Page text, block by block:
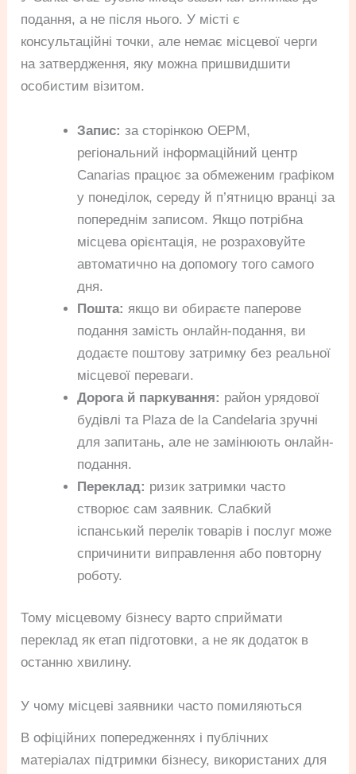
подання, а не після нього. У місті є
консультаційні точки, але немає місцевої черги
на затвердження, яку можна пришвидшити
особистим візитом.
Запис: за сторінкою OEPM,
регіональний інформаційний центр
Canarias працює за обмеженим графіком
у понеділок, середу й п’ятницю вранці за
попереднім записом. Якщо потрібна
місцева орієнтація, не розраховуйте
автоматично на допомогу того самого
дня.
Пошта: якщо ви обираєте паперове
подання замість онлайн-подання, ви
додаєте поштову затримку без реальної
місцевої переваги.
Дорога й паркування: район урядової
будівлі та Plaza de la Candelaria зручні
для запитань, але не замінюють онлайн-
подання.
Переклад: ризик затримки часто
створює сам заявник. Слабкий
іспанський перелік товарів і послуг може
спричинити виправлення або повторну
роботу.
Тому місцевому бізнесу варто сприймати
переклад як етап підготовки, а не як додаток в
останню хвилину.
У чому місцеві заявники часто помиляються
В офіційних попередженнях і публічних
матеріалах підтримки бізнесу, використаних для